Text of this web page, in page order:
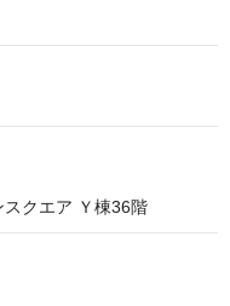
クエア Ｙ棟36階